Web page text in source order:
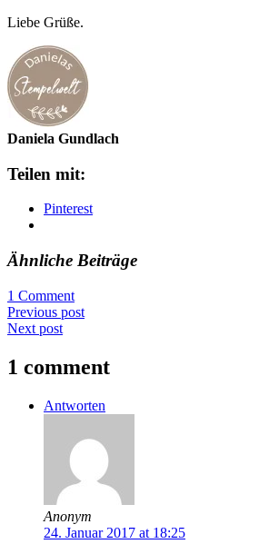
Liebe Grüße.
Daniela Gundlach
Teilen mit:
Pinterest
Ähnliche Beiträge
1 Comment
Previous post
Next post
1 comment
Antworten
Anonym
24. Januar 2017 at 18:25